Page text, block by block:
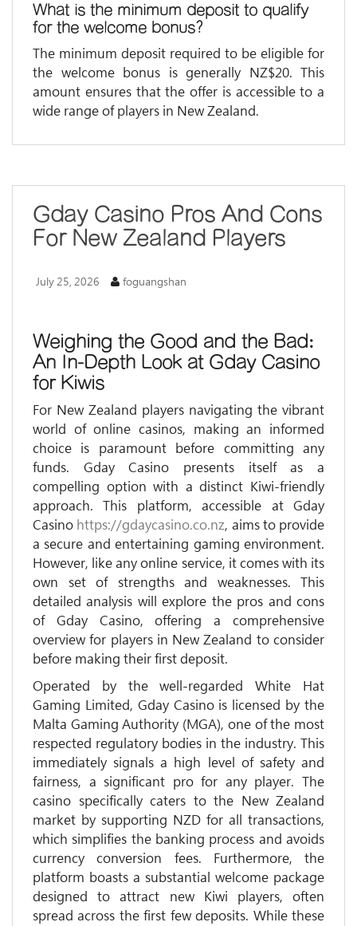
What is the minimum deposit to qualify
for the welcome bonus?
The minimum deposit required to be eligible for
the welcome bonus is generally NZ$20. This
amount ensures that the offer is accessible to a
wide range of players in New Zealand.
Gday Casino Pros And Cons
For New Zealand Players
July 25, 2026 foguangshan
Weighing the Good and the Bad:
An In-Depth Look at Gday Casino
for Kiwis
For New Zealand players navigating the vibrant
world of online casinos, making an informed
choice is paramount before committing any
funds. Gday Casino presents itself as a
compelling option with a distinct Kiwi-friendly
approach. This platform, accessible at Gday
Casino https://gdaycasino.co.nz, aims to provide
a secure and entertaining gaming environment.
However, like any online service, it comes with its
own set of strengths and weaknesses. This
detailed analysis will explore the pros and cons
of Gday Casino, offering a comprehensive
overview for players in New Zealand to consider
before making their first deposit.
Operated by the well-regarded White Hat
Gaming Limited, Gday Casino is licensed by the
Malta Gaming Authority (MGA), one of the most
respected regulatory bodies in the industry. This
immediately signals a high level of safety and
fairness, a significant pro for any player. The
casino specifically caters to the New Zealand
market by supporting NZD for all transactions,
which simplifies the banking process and avoids
currency conversion fees. Furthermore, the
platform boasts a substantial welcome package
designed to attract new Kiwi players, often
spread across the first few deposits. While these